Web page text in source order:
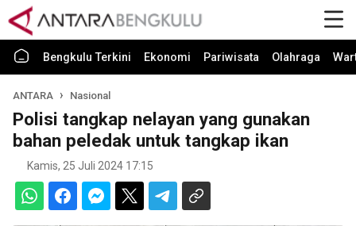
Bengkulu Terkini Ekonomi Pariwisata Olahraga
ANTARA Nasional
Polisi tangkap nelayan yang gunakan
bahan peledak untuk tangkap ikan
Kamis, 25 Juli 2024 17:15